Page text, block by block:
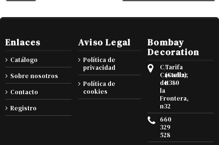
Enlaces
Catálogo
Sobre nosotros
Contacto
Registro
Aviso Legal
Política de
privacidad
Política de
cookies
Bombay
Decoration
C/
Castellar
de
la
Frontera,
n32
Tarifa
(Cadiz),
11380
660
329
528